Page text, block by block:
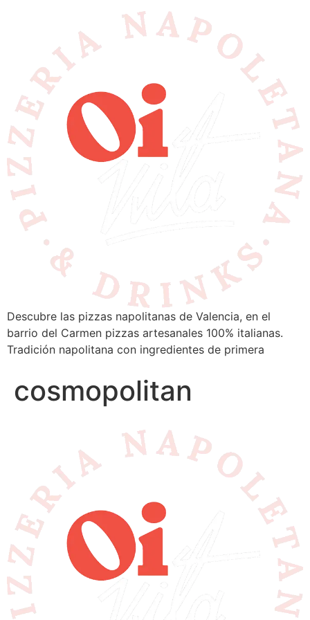
Descubre las pizzas napolitanas de Valencia, en el
barrio del Carmen pizzas artesanales 100% italianas.
Tradición napolitana con ingredientes de primera
cosmopolitan